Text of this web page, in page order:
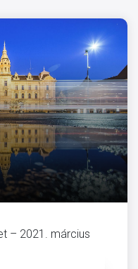
– 2021. március